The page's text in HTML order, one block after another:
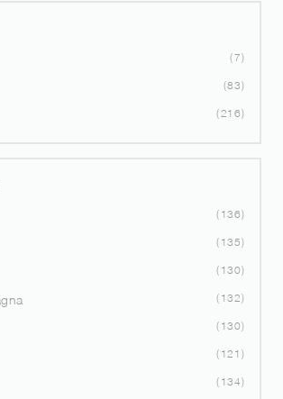
7
83
216
136
135
130
132
130
121
134